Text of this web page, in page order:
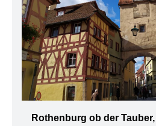
Rothenburg ob der